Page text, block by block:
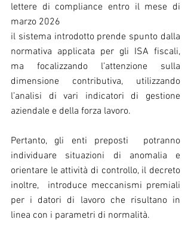
lettere di compliance entro il mese di
marzo 2026
il sistema introdotto prende spunto dalla
normativa applicata per gli ISA fiscali,
ma focalizzando l’attenzione sulla
dimensione contributiva, utilizzando
l’analisi di vari indicatori di gestione
aziendale e della forza lavoro.
Pertanto, gli enti preposti  potranno
individuare situazioni di anomalia e
orientare le attività di controllo, il decreto
inoltre,  introduce meccanismi premiali
per i datori di lavoro che risultano in
linea con i parametri di normalità.